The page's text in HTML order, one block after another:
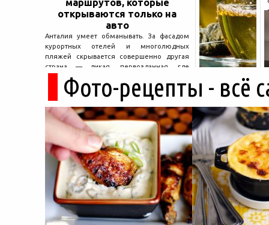
маршрутов, которые
открываются только на
авто
Анталия умеет обманывать. За фасадом
курортных отелей и многолюдных
пляжей скрывается совершенно другая
страна — дикая, первозданная, где
древние руины дремлют в тени кедров, а
горные дороги ведут к местам, о которых
не расскажет ни один автобусный гид....
Фото-рецепты - всё